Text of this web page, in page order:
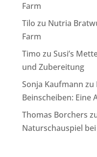
Farm
Tilo zu Nutria
Farm
Timo zu Susi’s
und Zubereitung
Sonja Kaufmann zu
Beinscheiben: Eine
Thomas Borchers
Naturschauspiel bei